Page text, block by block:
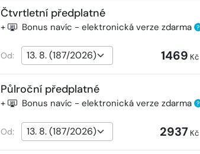
Čtvrtletní předplatné
+ Bonus navíc - elektronická verze zdarma ?
Od: 1469 Kč
Půlroční předplatné
+ Bonus navíc - elektronická verze zdarma ?
Od: 2937 Kč